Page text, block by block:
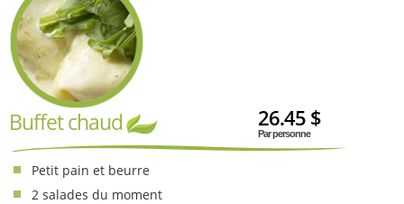
Buffet chaud 26.45 $
Par personne
Petit pain et beurre
2 salades du moment